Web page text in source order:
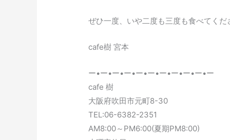
ぜひ一度、いや二度も三度も食べてく
cafe樹 宮本
ー•ー•ー•ー•ー•ー•ー•ー•ー•ー•ー
cafe 樹
大阪府吹田市元町8-30
TEL:06-6382-2351
AM8:00～PM6:00(夏期PM8:00)